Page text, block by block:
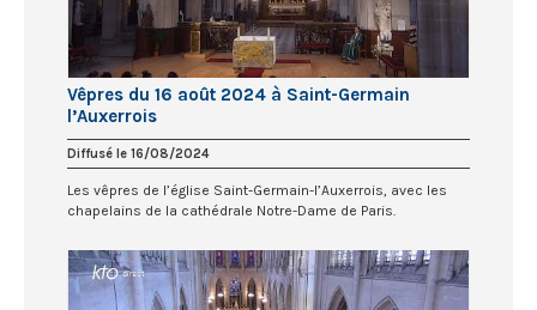
Vêpres du 16 août 2024 à Saint-Germain
l’Auxerrois
Diffusé le 16/08/2024
Les vêpres de l’église Saint-Germain-l’Auxerrois, avec les
chapelains de la cathédrale Notre-Dame de Paris.